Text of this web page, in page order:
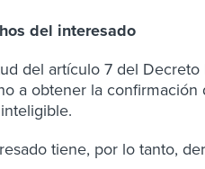
del interesado
del artículo 7 del
a obtener la confirmación
tiene, por lo tanto,